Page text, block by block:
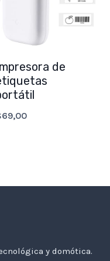
de
69,00
y domótica.